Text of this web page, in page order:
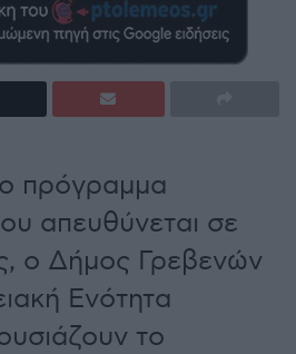
πρόγραμμα
απευθύνεται σε
ο Δήμος Γρεβενών
Ενότητα
το